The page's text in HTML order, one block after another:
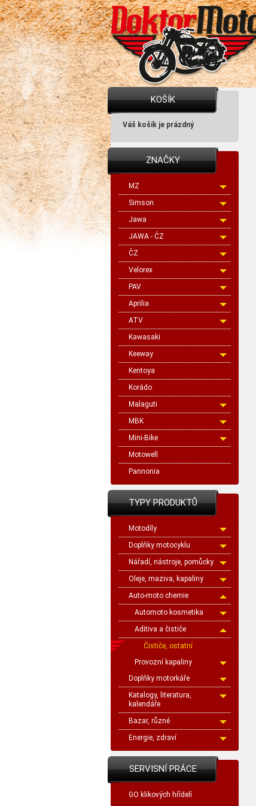
KOŠÍK
Váš košík je prázdný
ZNAČKY
MZ
Simson
Jawa
JAWA - ČZ
ČZ
Velorex
PAV
Aprilia
ATV
Kawasaki
Keeway
Kentoya
Korádo
Malaguti
MBK
Mini-Bike
Motowell
Pannonia
TYPY PRODUKTŮ
Motodíly
Doplňky motocyklu
Nářadí, nástroje, pomůcky
Oleje, maziva, kapaliny
Auto-moto chemie
Automoto kosmetika
Aditiva a čističe
Čističe, ostatní
Provozní kapaliny
Doplňky motorkáře
Katalogy, literatura,
kalendáře
Bazar, různé
Energie, zdraví
SERVISNÍ PRÁCE
GO klikových hřídelí